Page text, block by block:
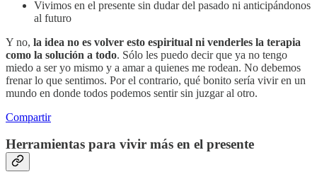
Vivimos en el presente sin dudar del pasado ni anticipándonos
al futuro
Y no, la idea no es volver esto espiritual ni venderles la terapia
como la solución a todo. Sólo les puedo decir que ya no tengo
miedo a ser yo mismo y a amar a quienes me rodean. No debemos
frenar lo que sentimos. Por el contrario, qué bonito sería vivir en un
mundo en donde todos podemos sentir sin juzgar al otro.
Compartir
Herramientas para vivir más en el presente